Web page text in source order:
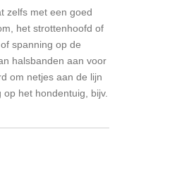
zelfs met een goed
het strottenhoofd of
spanning op de
halsbanden aan voor
om netjes aan de lijn
het hondentuig, bijv.